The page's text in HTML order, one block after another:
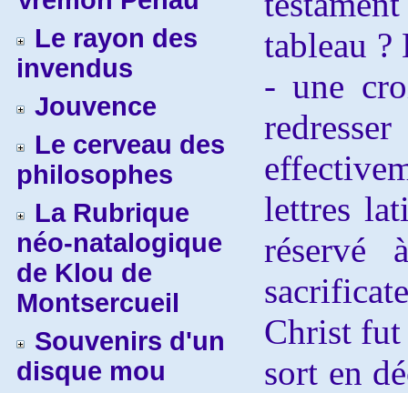
Le rayon des
invendus
Jouvence
Le cerveau des
philosophes
La Rubrique
néo-natalogique
de Klou de
Montsercueil
Souvenirs d'un
disque mou
tableau
- une
lettres
réservé
Christ fut
sort en